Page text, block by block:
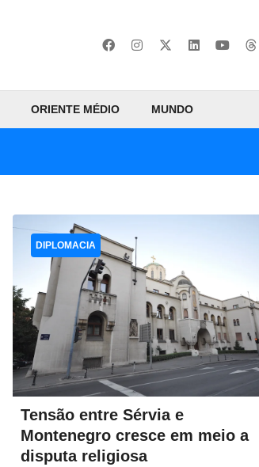
ORIENTE MÉDIO MUNDO
Tensão entre Sérvia e
Montenegro cresce em meio a
disputa religiosa
DIPLOMACIA